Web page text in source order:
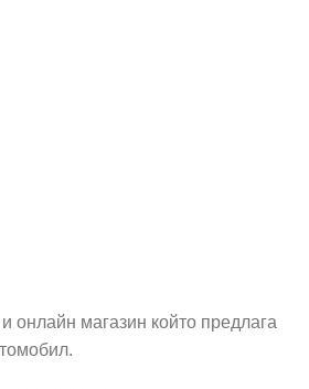
онлайн магазин който предлага